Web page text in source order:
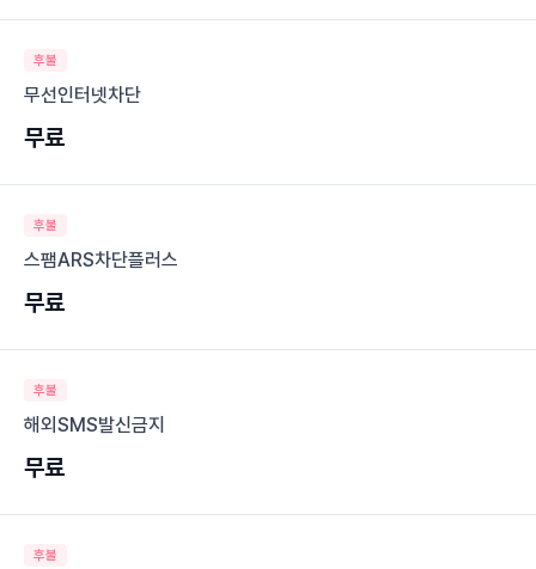
후불
무선인터넷차단
무료
후불
스팸ARS차단플러스
무료
후불
해외SMS발신금지
무료
후불